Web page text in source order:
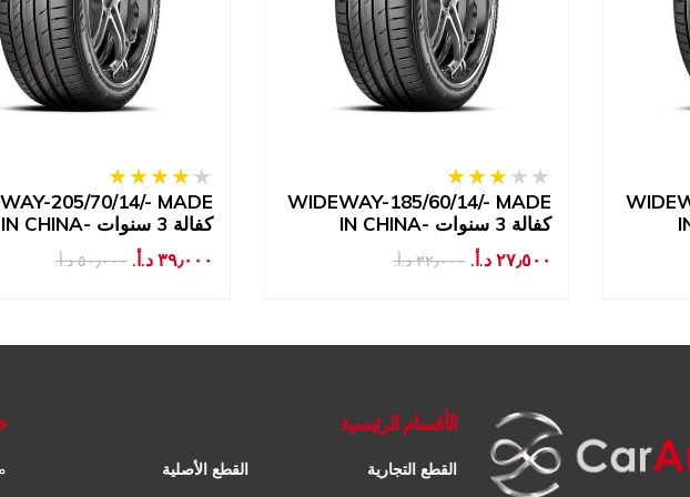
205/70/14/- MADE
IN CHINA- كفالة 3 سنوات
٥٠٫٠٠٠ د.أ.‏ ٣٩٫٠٠٠ د.أ.‏
WIDEWAY-185/60/14/- MADE
IN CHINA- كفالة 3 سنوات
٣٢٫٠٠٠ د.أ.‏ ٢٧٫٥٠٠ د.أ.‏
الأقسام الرئيسية
القطع التجارية
القطع الأصلية